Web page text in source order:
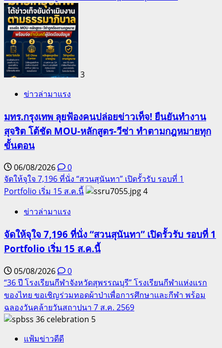
3
ข่าวล่ามาแรง
มทร.กรุงเทพ ลุยฟ้องคนปล่อยข่าวเท็จ! ยืนยันทำงาน
สุจริต โต้ชัด MOU-หลักสูตร-วีซ่า ทำตามกฎหมายทุก
ขั้นตอน
06/08/2026
0
จัดให้จุใจ 7,196 ที่นั่ง “สวนสุนันทา” เปิดรั้วรับ รอบที่ 1
Portfolio เริ่ม 15 ส.ค.นี้
4
ข่าวล่ามาแรง
จัดให้จุใจ 7,196 ที่นั่ง “สวนสุนันทา” เปิดรั้วรับ รอบที่ 1
Portfolio เริ่ม 15 ส.ค.นี้
05/08/2026
0
“36 ปี โรงเรียนกีฬาจังหวัดสุพรรณบุรี” โรงเรียนกีฬาแห่งแรก
ของไทย ขอเชิญร่วมทอดผ้าป่าเพื่อการศึกษาและกีฬา พร้อม
ฉลองวันคล้ายวันสถาปนา 7 ส.ค. 2569
5
แฟ้มข่าวดีดี